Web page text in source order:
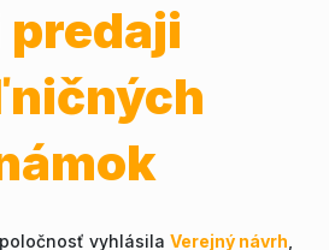
predaji
vyhlásila Verejný návrh